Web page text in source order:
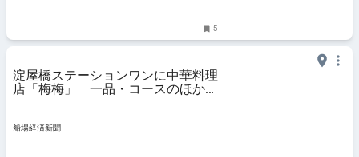
5
淀屋橋ステーションワンに中華料理
店「梅梅」 一品・コースのほか点
船場経済新聞